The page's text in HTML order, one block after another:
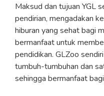
Maksud dan tujuan YGL
pendirian, mengadakan
hiburan yang sehat bagi
bermanfaat untuk
pendidikan. GLZoo
tumbuh-tumbuhan dan
sehingga bermanfaat